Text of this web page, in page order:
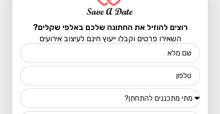
רוצים להוזיל את החתונה שלכם באלפי שקלים?
השאירו פרטים וקבלו ייעוץ חינם לעיצוב אירועים